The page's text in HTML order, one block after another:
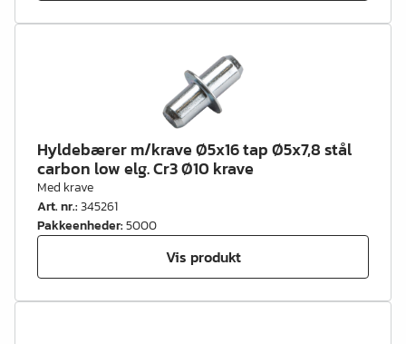
Hyldebærer m/krave Ø5x16 tap Ø5x7,8 stål
carbon low elg. Cr3 Ø10 krave
Med krave
Art. nr.:345261
Pakkeenheder:5000
Vis produkt